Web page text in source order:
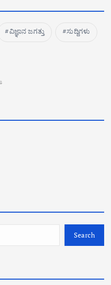
ವಿಜ್ಞಾನ ಜಗತ್ತು ಸುದ್ದಿಗಳು
Search